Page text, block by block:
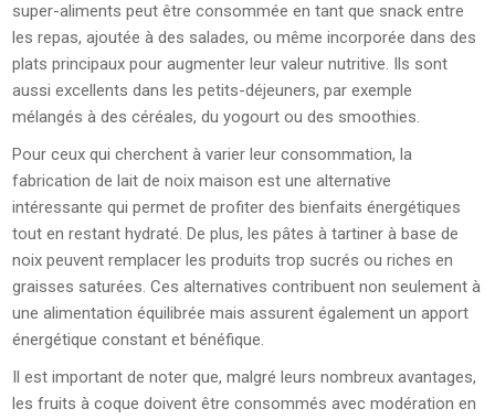
super-aliments peut être consommée en tant que snack entre
les repas, ajoutée à des salades, ou même incorporée dans des
plats principaux pour augmenter leur valeur nutritive. Ils sont
aussi excellents dans les petits-déjeuners, par exemple
mélangés à des céréales, du yogourt ou des smoothies.
Pour ceux qui cherchent à varier leur consommation, la
fabrication de lait de noix maison est une alternative
intéressante qui permet de profiter des bienfaits énergétiques
tout en restant hydraté. De plus, les pâtes à tartiner à base de
noix peuvent remplacer les produits trop sucrés ou riches en
graisses saturées. Ces alternatives contribuent non seulement à
une alimentation équilibrée mais assurent également un apport
énergétique constant et bénéfique.
Il est important de noter que, malgré leurs nombreux avantages,
les fruits à coque doivent être consommés avec modération en